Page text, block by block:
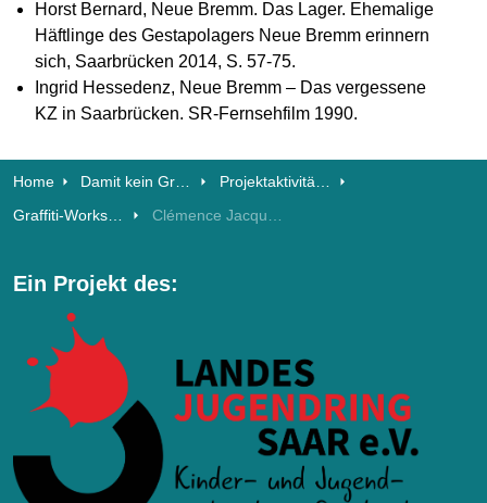
Horst Bernard, Neue Bremm. Das Lager. Ehemalige
Häftlinge des Gestapolagers Neue Bremm erinnern
sich, Saarbrücken 2014, S. 57-75.
Ingrid Hessedenz, Neue Bremm – Das vergessene
KZ in Saarbrücken. SR-Fernsehfilm 1990.
Home Damit kein Gras drüber wächst
Projektaktivitäten
Graffiti-Workshop
Ein Projekt des: